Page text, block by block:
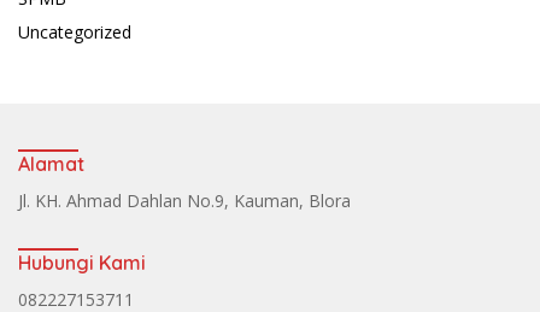
Uncategorized
Alamat
Jl. KH. Ahmad Dahlan No.9, Kauman, Blora
Hubungi Kami
082227153711